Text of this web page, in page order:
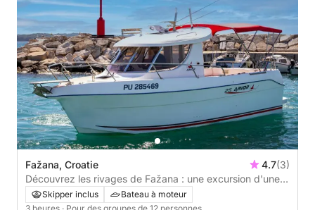
Fažana, Croatie 4.7(3)
Découvrez les rivages de Fažana : une excursion d'une
journée complète à bord d'un bateau à moteur
Skipper inclus
Bateau à moteur